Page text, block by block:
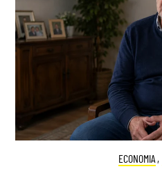
ECONOMIA ,